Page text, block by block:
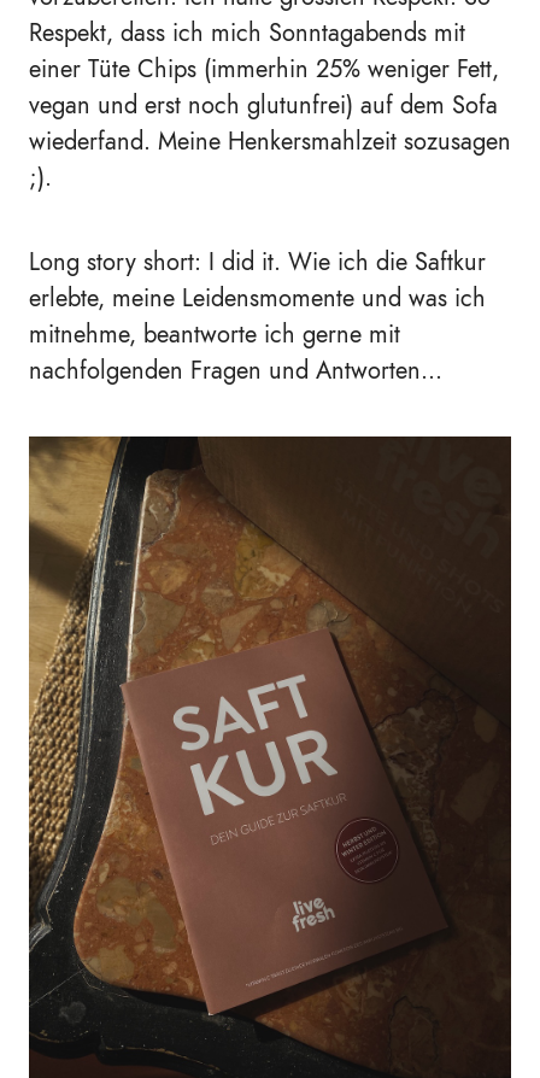
Respekt, dass ich mich Sonntagabends mit
einer Tüte Chips (immerhin 25% weniger Fett,
vegan und erst noch glutunfrei) auf dem Sofa
wiederfand. Meine Henkersmahlzeit sozusagen
;).
Long story short: I did it. Wie ich die Saftkur
erlebte, meine Leidensmomente und was ich
mitnehme, beantworte ich gerne mit
nachfolgenden Fragen und Antworten...